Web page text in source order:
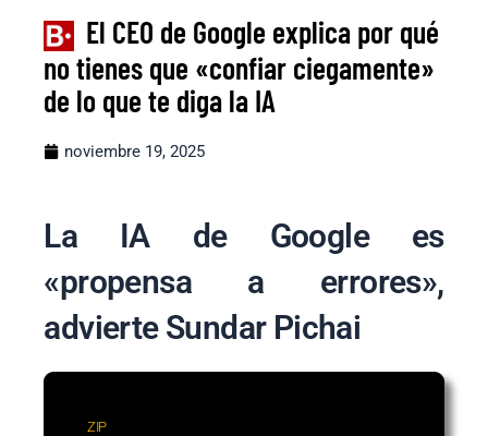
El CEO de Google explica por qué
no tienes que «confiar ciegamente»
de lo que te diga la IA
noviembre 19, 2025
La IA de Google es
«propensa a errores»,
advierte Sundar Pichai
ZIP